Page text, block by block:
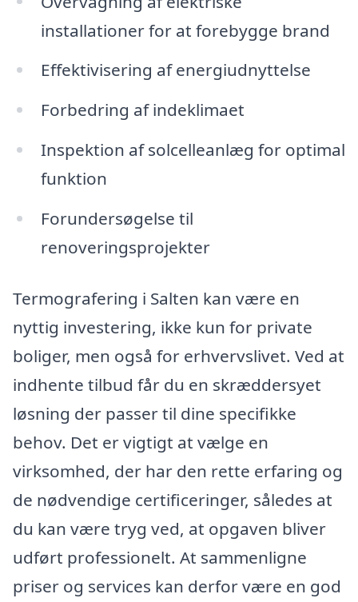
installationer for at forebygge brand
Effektivisering af energiudnyttelse
Forbedring af indeklimaet
Inspektion af solcelleanlæg for optimal
funktion
Forundersøgelse til
renoveringsprojekter
Termografering i Salten kan være en
nyttig investering, ikke kun for private
boliger, men også for erhvervslivet. Ved at
indhente tilbud får du en skræddersyet
løsning der passer til dine specifikke
behov. Det er vigtigt at vælge en
virksomhed, der har den rette erfaring og
de nødvendige certificeringer, således at
du kan være tryg ved, at opgaven bliver
udført professionelt. At sammenligne
priser og services kan derfor være en god